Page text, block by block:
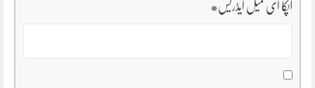
آپکا ای میل ایڈریس*